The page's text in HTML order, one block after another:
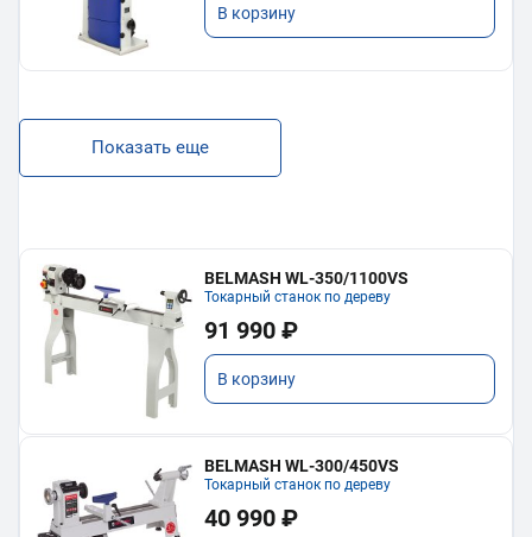
В корзину
Показать еще
BELMASH WL-350/1100VS
Токарный станок по дереву
91 990 ₽
В корзину
BELMASH WL-300/450VS
Токарный станок по дереву
40 990 ₽